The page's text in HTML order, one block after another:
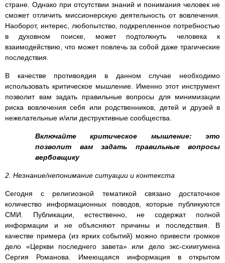
стране. Однако при отсутствии знаний и понимания человек не
сможет отличить миссионерскую деятельность от вовлечения.
Наоборот, интерес, любопытство, подкрепленное потребностью
в духовном поиске, может подтолкнуть человека к
взаимодействию, что может повлечь за собой даже трагические
последствия.
В качестве противоядия в данном случае необходимо
использовать критическое мышление. Именно этот инструмент
позволит вам задать правильные вопросы для минимизации
риска вовлечения себя или родственников, детей и друзей в
нежелательные и/или деструктивные сообщества.
Включайте критическое мышление: это
позволит вам задать правильные вопросы
вербовщику
2. Незнание/непонимание ситуации и контекста
Сегодня с религиозной тематикой связано достаточное
количество информационных поводов, которые публикуются
СМИ. Публикации, естественно, не содержат полной
информации и не объясняют причины и последствия. В
качестве примера (из ярких событий) можно привести громкое
дело «Церкви последнего завета» или дело экс-схиигумена
Сергия Романова. Имеющаяся информация в открытом